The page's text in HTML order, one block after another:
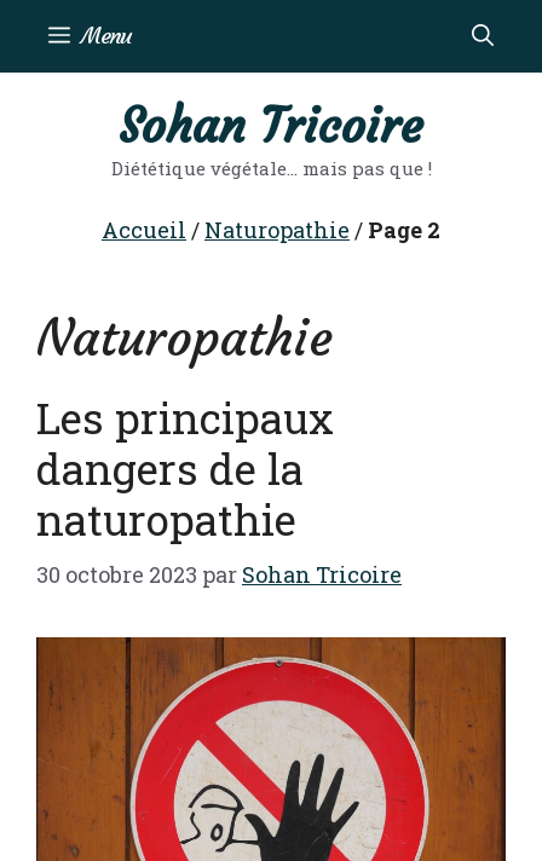
contenu
Menu
Sohan Tricoire
Diététique végétale… mais pas que !
Accueil / Naturopathie / Page 2
Naturopathie
Les principaux
dangers de la
naturopathie
30 octobre 2023 par Sohan Tricoire